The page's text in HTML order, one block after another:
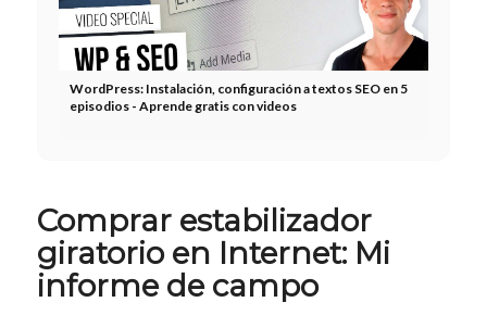
WordPress: Instalación, configuración a textos SEO en 5
episodios - Aprende gratis con videos
Comprar estabilizador
giratorio en Internet: Mi
informe de campo